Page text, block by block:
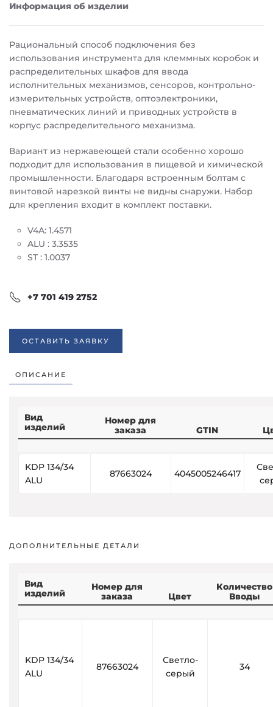
Информация об изделии
Рациональный способ подключения без
использования инструмента для клеммных коробок и
распределительных шкафов для ввода
исполнительных механизмов, сенсоров, контрольно-
измерительных устройств, оптоэлектроники,
пневматических линий и приводных устройств в
корпус распределительного механизма.
Вариант из нержавеющей стали особенно хорошо
подходит для использования в пищевой и химической
промышленности. Благодаря встроенным болтам с
винтовой нарезкой винты не видны снаружи. Набор
для крепления входит в комплект поставки.
V4A: 1.4571
ALU : 3.3535
ST : 1.0037
+7 701 419 2752
ОСТАВИТЬ ЗАЯВКУ
ОПИСАНИЕ
Вид
изделий
Номер для
заказа
GTIN
KDP 134/34
ALU
87663024 4045005246417
ДОПОЛНИТЕЛЬНЫЕ ДЕТАЛИ
Вид
изделий
Номер для
заказа
Цвет
Количество
Вводы
KDP 134/34
ALU
87663024
Светло-
серый
34